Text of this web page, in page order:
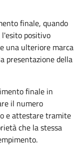
finale, quando
positivo
una ulteriore marca
presentazione della
finale in
il numero
e attestare tramite
che la stessa